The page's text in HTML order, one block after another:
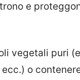
e
vegetali puri
o